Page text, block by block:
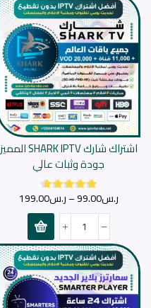
اشتراك شارك SHARK IPTV المميز
جودة وثبات عالي
ر.س99.00
–ر.س199.00